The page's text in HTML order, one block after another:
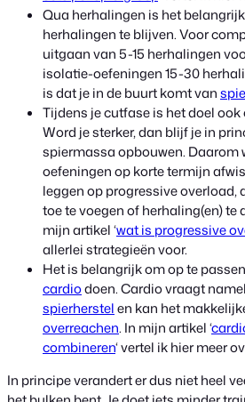
Qua herhalingen is het
herhalingen te blijven. Voor
uitgaan van 5-15 herhalingen
isolatie-oefeningen 15-30
is dat je in de buurt komt van
Tijdens je cutfase is het doel ook
Word je sterker, dan blijf je in
spiermassa opbouwen. Daarom
oefeningen op korte termijn
leggen op progressive overload,
toe te voegen of herhaling(en) te
mijn artikel ‘wat is progressive
allerlei strategieën voor.
Het is belangrijk om op te
cardiodoen. Cardio vraagt
spierherstelen kan het
overreachen. In mijn artikel ‘
combineren‘ vertel ik hier meer
In principe verandert er dus niet heel